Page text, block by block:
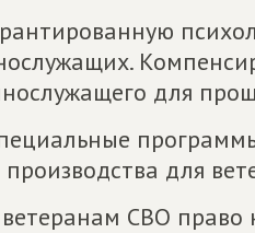
для
производства для
СВО право